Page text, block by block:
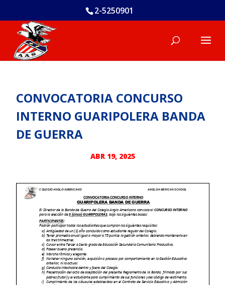
2-5250901
CONVOCATORIA CONCURSO
INTERNO GUARIPOLERA BANDA
DE GUERRA
ABR 19, 2025